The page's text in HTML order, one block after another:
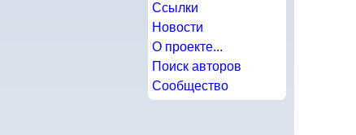
Ссылки
Новости
О проекте...
Поиск авторов
Сообщество